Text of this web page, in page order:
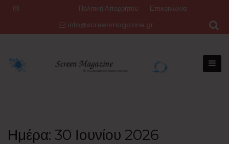
Πολιτική Απορρήτου
Επικοινωνία
info@screenmagazine.gr
Ημέρα: 30 Ιουνίου 2026